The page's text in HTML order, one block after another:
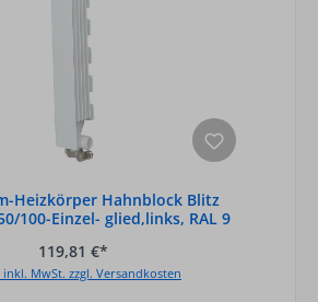
Heizkörper Hahnblock Blitz
100-Einzel- glied,links, RAL 9
119,81 €*
inkl. MwSt. zzgl. Versandkosten